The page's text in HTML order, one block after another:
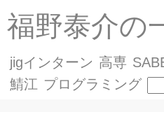
福野泰介の
jigインターン 高専
鯖江 プログラミング